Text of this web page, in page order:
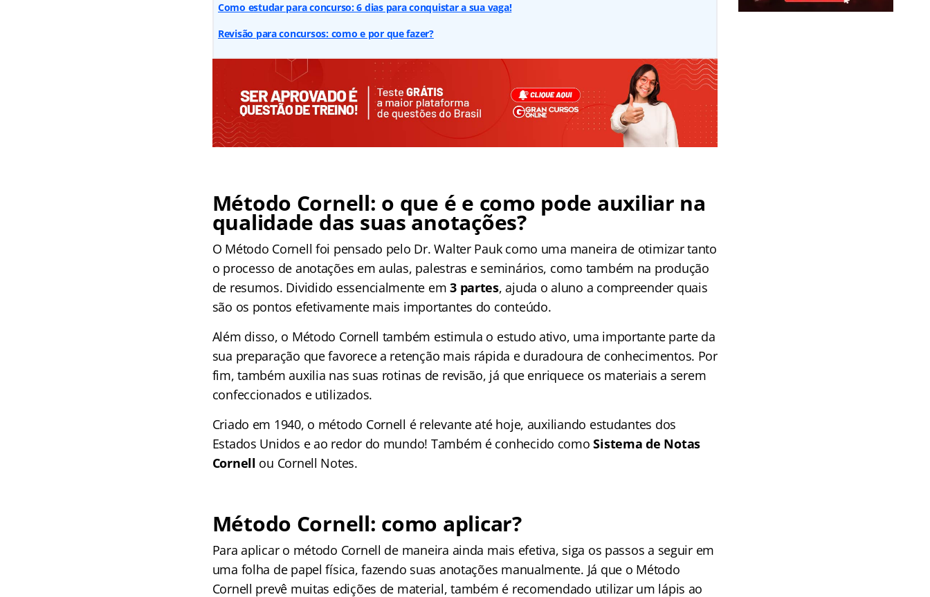
Como estudar para concurso: 6 dias para conquistar a sua vaga!
Revisão para concursos: como e por que fazer?
Método Cornell: o que é e como pode auxiliar na
qualidade das suas anotações?
O Método Cornell foi pensado pelo Dr. Walter Pauk como uma maneira de otimizar tanto
o processo de anotações em aulas, palestras e seminários, como também na produção
de resumos. Dividido essencialmente em3 partes, ajuda o aluno a compreender quais
são os pontos efetivamente mais importantes do conteúdo.
Além disso, o Método Cornell também estimula o estudo ativo, uma importante parte da
sua preparação que favorece a retenção mais rápida e duradoura de conhecimentos. Por
fim, também auxilia nas suas rotinas de revisão, já que enriquece os materiais a serem
confeccionados e utilizados.
Criado em 1940, o método Cornell é relevante até hoje, auxiliando estudantes dos
Estados Unidos e ao redor do mundo! Também é conhecido comoSistema de Notas
Cornell ou Cornell Notes.
Método Cornell: como aplicar?
Para aplicar o método Cornell de maneira ainda mais efetiva, siga os passos a seguir em
uma folha de papel física, fazendo suas anotações manualmente. Já que o Método
Cornell prevê muitas edições de material, também é recomendado utilizar um lápis ao